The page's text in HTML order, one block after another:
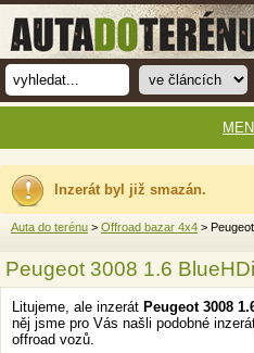
Inzerát byl již smazán.
Auta do terénu > Offroad bazar 4x4 >
Peugeot 3008 1.6 BlueHDi
Litujeme, ale inzerát Peugeot 3008
něj jsme pro Vás našli podobné
offroad vozů.